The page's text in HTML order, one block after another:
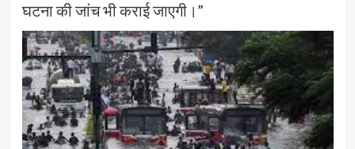
घटना की जांच भी कराई जाएगी।”